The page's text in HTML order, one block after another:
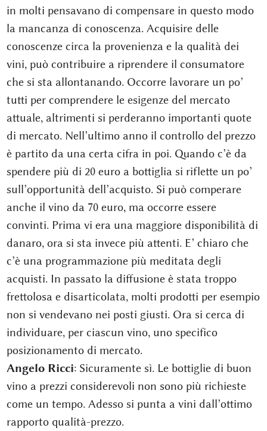
in molti pensavano di compensare in questo modo
la mancanza di conoscenza. Acquisire delle
conoscenze circa la provenienza e la qualità dei
vini, può contribuire a riprendere il consumatore
che si sta allontanando. Occorre lavorare un po’
tutti per comprendere le esigenze del mercato
attuale, altrimenti si perderanno importanti quote
di mercato. Nell’ultimo anno il controllo del prezzo
è partito da una certa cifra in poi. Quando c’è da
spendere più di 20 euro a bottiglia si riflette un po’
sull’opportunità dell’acquisto. Si può comperare
anche il vino da 70 euro, ma occorre essere
convinti. Prima vi era una maggiore disponibilità di
danaro, ora si sta invece più attenti. E’ chiaro che
c’è una programmazione più meditata degli
acquisti. In passato la diffusione è stata troppo
frettolosa e disarticolata, molti prodotti per esempio
non si vendevano nei posti giusti. Ora si cerca di
individuare, per ciascun vino, uno specifico
posizionamento di mercato.
Angelo Ricci: Sicuramente sì. Le bottiglie di buon
vino a prezzi considerevoli non sono più richieste
come un tempo. Adesso si punta a vini dall’ottimo
rapporto qualità-prezzo.